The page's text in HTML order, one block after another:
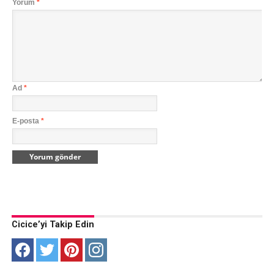
Yorum *
Ad *
E-posta *
Cicice’yi Takip Edin